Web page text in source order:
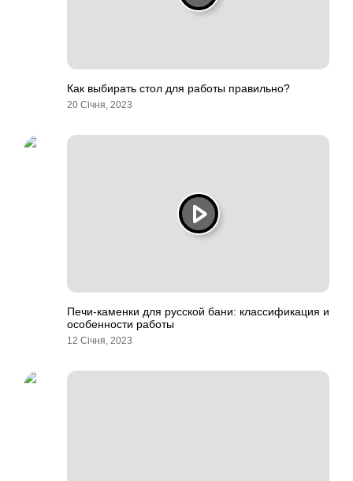
Как выбирать стол для работы правильно?
20 Січня, 2023
Печи-каменки для русской бани: классификация и
особенности работы
12 Січня, 2023